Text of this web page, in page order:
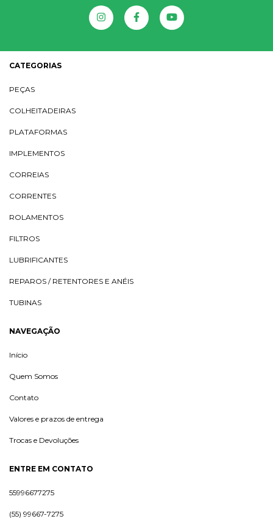
CATEGORIAS
PEÇAS
COLHEITADEIRAS
PLATAFORMAS
IMPLEMENTOS
CORREIAS
CORRENTES
ROLAMENTOS
FILTROS
LUBRIFICANTES
REPAROS / RETENTORES E ANÉIS
TUBINAS
NAVEGAÇÃO
Início
Quem Somos
Contato
Valores e prazos de entrega
Trocas e Devoluções
ENTRE EM CONTATO
55996677275
(55) 99667-7275